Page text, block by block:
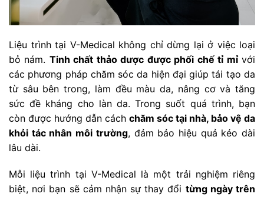
Liệu trình tại V-Medical không chỉ dừng lại ở việc loại
bỏ nám. Tinh chất thảo dược được phối chế tỉ mỉvới
các phương pháp chăm sóc da hiện đại giúp tái tạo da
từ sâu bên trong, làm đều màu da, nâng cơ và tăng
sức đề kháng cho làn da. Trong suốt quá trình, bạn
còn được hướng dẫn cách chăm sóc tại nhà, bảo vệ da
khỏi tác nhân môi trường, đảm bảo hiệu quả kéo dài
lâu dài.
Mỗi liệu trình tại V-Medical là một trải nghiệm riêng
biệt, nơi bạn sẽ cảm nhận sự thay đổi từng ngày trên